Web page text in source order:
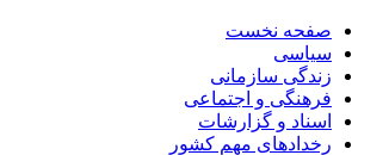
صفحه نخست
سیاسی
زندگی سازمانی
فرهنگی و اجتماعی
اسناد و گزارشات
رخدادهای مهم کشور